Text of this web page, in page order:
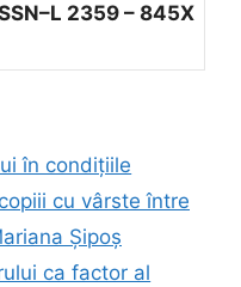
2359 – 845X
în condiţiile
cu vârste între
Şipoş
ca factor al